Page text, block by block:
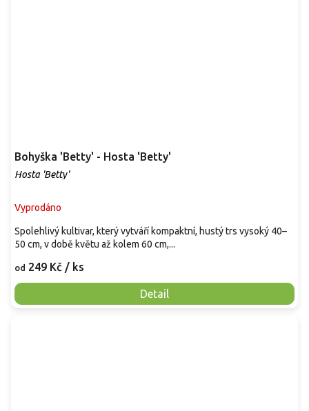
Bohyška 'Betty' - Hosta 'Betty'
Hosta 'Betty'
Vyprodáno
od 249 Kč / ks
Detail
Spolehlivý kultivar, který vytváří kompaktní, hustý trs vysoký 40–
50 cm, v době květu až kolem 60 cm,...